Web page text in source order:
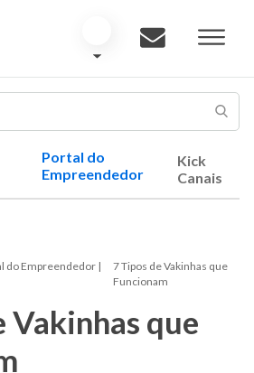
Portal do
Empreendedor
Kick
Canais
do Empreendedor |
7 Tipos de Vakinhas que
Funcionam
Vakinhas que